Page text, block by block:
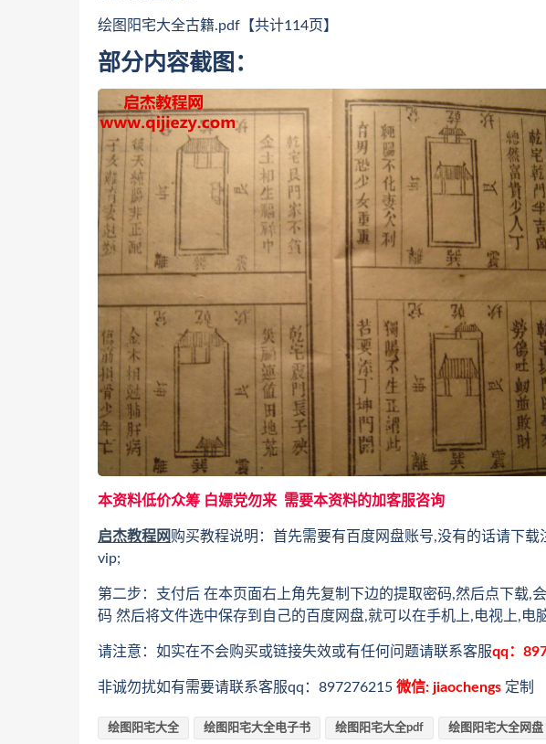
绘图阳宅大全古籍.pdf【共计114页】
部分内容截图：
本资料低价众筹 白嫖党勿来 需要本资料的加客服咨询
启杰教程网购买教程说明：首先需要有百度网盘账号,没有的话请下
vip;
第二步：支付后 在本页面右上角先复制下边的提取密码,然后点下载,
码 然后将文件选中保存到自己的百度网盘,就可以在手机上,电视上,电
请注意：如实在不会购买或链接失效或有任何问题请联系客服qq：
非诚勿扰如有需要请联系客服qq：897276215 微信: jiaochengs 定制
绘图阳宅大全 绘图阳宅大全电子书 绘图阳宅大全pdf 绘图阳宅大全网盘